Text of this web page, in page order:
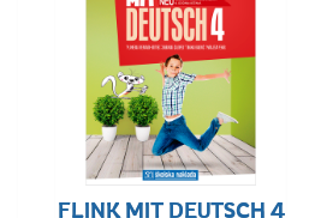
FLINK MIT DEUTSCH 4